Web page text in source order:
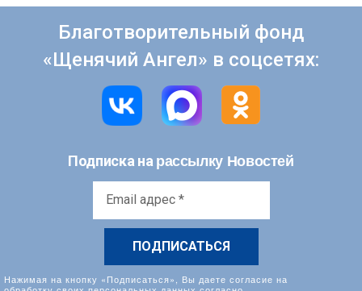
Благотворительный фонд
«Щенячий Ангел» в соцсетях:
Подписка на рассылку Новостей
Нажимая на кнопку «Подписаться», Вы даете согласие на